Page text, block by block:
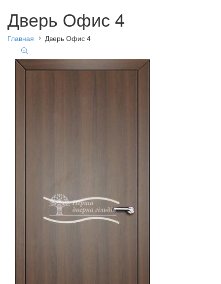
Дверь Офис 4
Главная Дверь Офис 4